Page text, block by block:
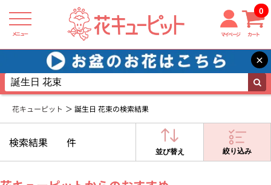
メニュー マイページ カート
0
×
花キューピット 誕生日 花束の検索結果
検索結果 件
並び替え 絞り込み